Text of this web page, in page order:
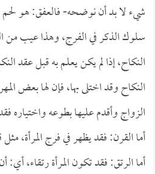
شيء لا بد أن نوضحه- فالعفق: هو لحم
سلوك الذكر في الفرج، وهذا عيب
النكاح، إذا لم يكن يعلم به قبل عقد
النكاح وقد اختلى بها، فإن لها بعض
الزواج وأقدم عليها بطوعه واختياره
أما القرن: فقد يظهر في فرج المرأة،
أما الرتق: فقد تكون المرأة رتقاء،